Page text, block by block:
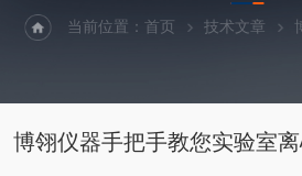
当前位置：首页 技术文章
博翎仪器手把手教您实验室